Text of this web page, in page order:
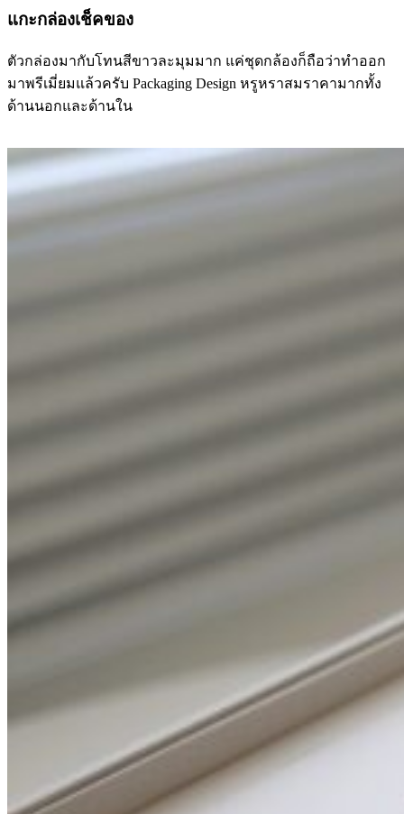
แกะกล่องเช็คของ
ตัวกล่องมากับโทนสีขาวละมุมมาก แค่ชุดกล้องก็ถือว่าทำออก
มาพรีเมี่ยมแล้วครับ Packaging Design หรูหราสมราคามากทั้ง
ด้านนอกและด้านใน